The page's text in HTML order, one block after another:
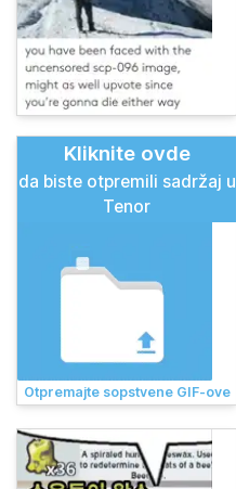
Kliknite ovde
da biste otpremili sadržaj u
Tenor
Otpremajte sopstvene GIF-ove